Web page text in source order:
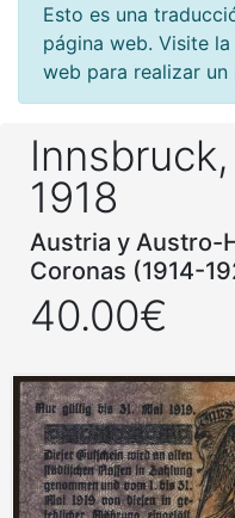
Esto es una
página web. Visite
web para realizar un
1918
Austria y Austro-
Coronas (1914-
40.00€